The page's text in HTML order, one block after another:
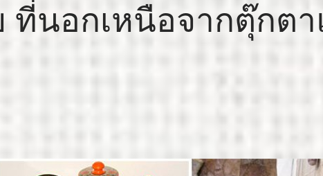
ที่นอกเหนือจากตุ๊กต